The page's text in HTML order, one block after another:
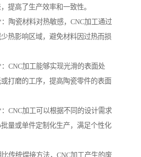
提高了生产效率和一致性。
陶瓷材料对热敏感，CNC加工通过
热影响区域，避免材料因过热而损
CNC加工能够实现光滑的表面处
打磨的工序，提高陶瓷零件的表面
CNC加工可以根据不同的设计需求
量或单件定制化生产，满足个性化
传统焊接方法，CNC加工产生的废